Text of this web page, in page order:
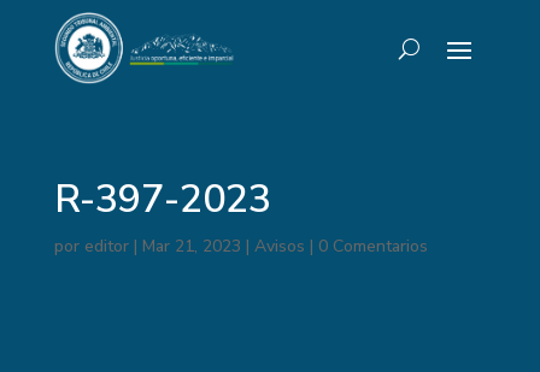
R-397-2023
por editor| Mar 21, 2023 | Avisos | 0 Comentarios